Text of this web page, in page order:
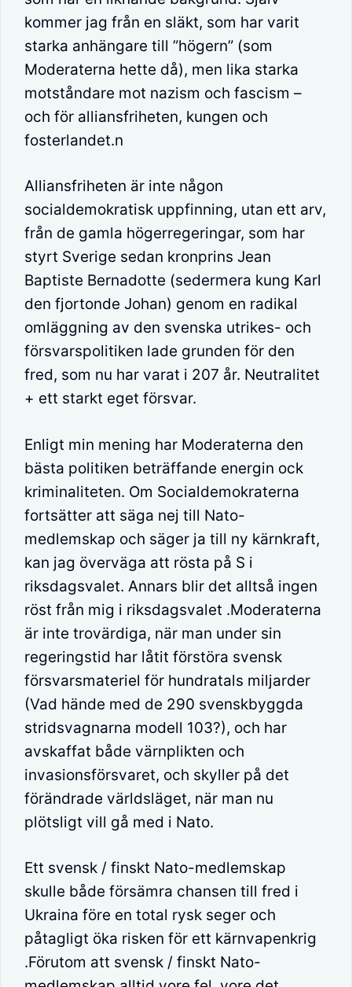
kommer jag från en släkt, som har varit
starka anhängare till ”högern” (som
Moderaterna hette då), men lika starka
motståndare mot nazism och fascism –
och för alliansfriheten, kungen och
fosterlandet.n
Alliansfriheten är inte någon
socialdemokratisk uppfinning, utan ett arv,
från de gamla högerregeringar, som har
styrt Sverige sedan kronprins Jean
Baptiste Bernadotte (sedermera kung Karl
den fjortonde Johan) genom en radikal
omläggning av den svenska utrikes- och
försvarspolitiken lade grunden för den
fred, som nu har varat i 207 år. Neutralitet
+ ett starkt eget försvar.
Enligt min mening har Moderaterna den
bästa politiken beträffande energin ock
kriminaliteten. Om Socialdemokraterna
fortsätter att säga nej till Nato-
medlemskap och säger ja till ny kärnkraft,
kan jag överväga att rösta på S i
riksdagsvalet. Annars blir det alltså ingen
röst från mig i riksdagsvalet .Moderaterna
är inte trovärdiga, när man under sin
regeringstid har låtit förstöra svensk
försvarsmateriel för hundratals miljarder
(Vad hände med de 290 svenskbyggda
stridsvagnarna modell 103?), och har
avskaffat både värnplikten och
invasionsförsvaret, och skyller på det
förändrade världsläget, när man nu
plötsligt vill gå med i Nato.
Ett svensk / finskt Nato-medlemskap
skulle både försämra chansen till fred i
Ukraina före en total rysk seger och
påtagligt öka risken för ett kärnvapenkrig
.Förutom att svensk / finskt Nato-